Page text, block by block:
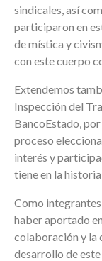
sindicales, así
participaron en
de mística y
con este cuerpo
Extendemos
Inspección del
BancoEstado,
proceso
interés y
tiene en la
Como
haber aportado
colaboración y la
desarrollo de